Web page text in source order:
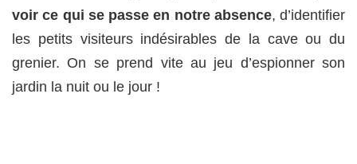
voir ce qui se passe en notre absence, d’identifier
les petits visiteurs indésirables de la cave ou du
grenier. On se prend vite au jeu d’espionner son
jardin la nuit ou le jour !